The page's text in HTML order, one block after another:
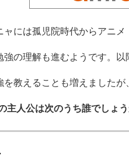
には孤児院時代からアニメ
強の理解も進むようです。
を教えることも増えましたが
主人公は次のうち誰でしょう